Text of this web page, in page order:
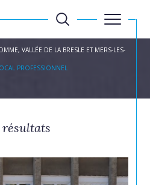
VALLÉE DE LA BRESLE ET MERS-LES-
PROFESSIONNEL